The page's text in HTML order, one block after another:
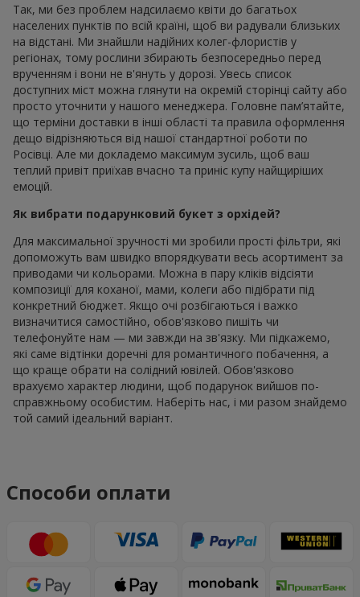
Так, ми без проблем надсилаємо квіти до багатьох
населених пунктів по всій країні, щоб ви радували близьких
на відстані. Ми знайшли надійних колег-флористів у
регіонах, тому рослини збирають безпосередньо перед
врученням і вони не в'януть у дорозі. Увесь список
доступних міст можна глянути на окремій сторінці сайту або
просто уточнити у нашого менеджера. Головне пам’ятайте,
що терміни доставки в інші області та правила оформлення
дещо відрізняються від нашої стандартної роботи по
Росівці. Але ми докладемо максимум зусиль, щоб ваш
теплий привіт приїхав вчасно та приніс купу найщиріших
емоцій.
Як вибрати подарунковий букет з орхідей?
Для максимальної зручності ми зробили прості фільтри, які
допоможуть вам швидко впорядкувати весь асортимент за
приводами чи кольорами. Можна в пару кліків відсіяти
композиції для коханої, мами, колеги або підібрати під
конкретний бюджет. Якщо очі розбігаються і важко
визначитися самостійно, обов'язково пишіть чи
телефонуйте нам — ми завжди на зв'язку. Ми підкажемо,
які саме відтінки доречні для романтичного побачення, а
що краще обрати на солідний ювілей. Обов'язково
врахуємо характер людини, щоб подарунок вийшов по-
справжньому особистим. Наберіть нас, і ми разом знайдемо
той самий ідеальний варіант.
Способи оплати